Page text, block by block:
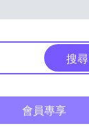
搜尋
會員專享